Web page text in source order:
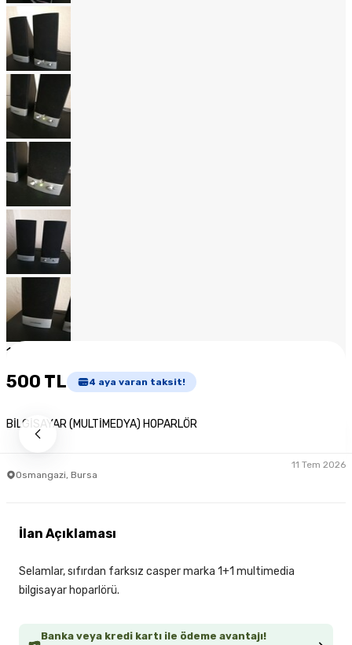
1
500 TL 4 aya varan taksit!
BİLGİSAYAR (MULTİMEDYA) HOPARLÖR
Osmangazi, Bursa
11 Tem 2026
Banka veya kredi kartı ile ödeme avantajı!
İlan Açıklaması
Selamlar, sıfırdan farksız casper marka 1+1 multimedia
bilgisayar hoparlörü.